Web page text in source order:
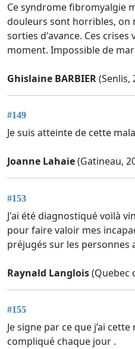
Ce syndrome fibromyalgie
douleurs sont horribles, on
sorties d'avance. Ces
moment. Impossible de
Ghislaine BARBIER(Senlis,
#149
Je suis atteinte de cette
Joanne Lahaie(Gatineau,
#153
J'ai été diagnostiqué voilà
pour faire valoir mes
préjugés sur les personnes
Raynald Langlois(Quebec
#155
Je signe par ce que j’ai
compliqué chaque jour .